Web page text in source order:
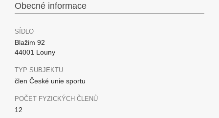
Obecné informace
SÍDLO
Blažim 92
44001 Louny
TYP SUBJEKTU
člen České unie sportu
POČET FYZICKÝCH ČLENŮ
12